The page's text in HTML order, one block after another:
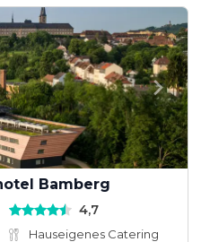
Bamberg
4,7
Hauseigenes Catering